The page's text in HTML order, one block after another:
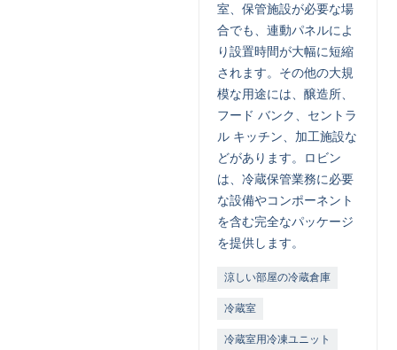
室、保管施設が必要な場
合でも、連動パネルによ
り設置時間が大幅に短縮
されます。その他の大規
模な用途には、醸造所、
フード バンク、セントラ
ル キッチン、加工施設な
どがあります。ロビン
は、冷蔵保管業務に必要
な設備やコンポーネント
を含む完全なパッケージ
を提供します。
涼しい部屋の冷蔵倉庫
冷蔵室
冷蔵室用冷凍ユニット